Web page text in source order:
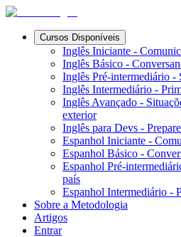
Cursos Disponíveis
Inglês Iniciante -
Inglês Básico -
Inglês Pré-intermediário -
Inglês Intermediário -
Inglês Avançado -
exterior
Inglês para Devs -
Espanhol Iniciante -
Espanhol Básico -
Espanhol Pré-
país
Espanhol Intermediário -
Sobre a Metodologia
Artigos
Entrar